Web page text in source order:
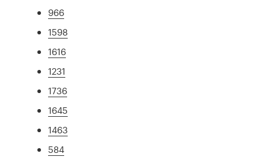
966
1598
1616
1231
1736
1645
1463
584